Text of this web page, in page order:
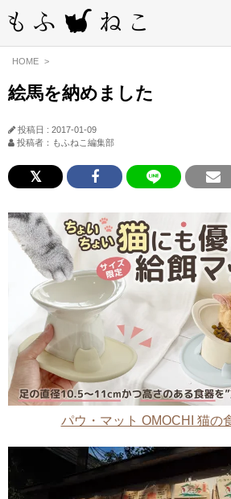
HOME
絵馬を納めました
投稿日 : 2017-01-09
投稿者：もふねこ編集部
パウ・マット OMOCHI 猫の